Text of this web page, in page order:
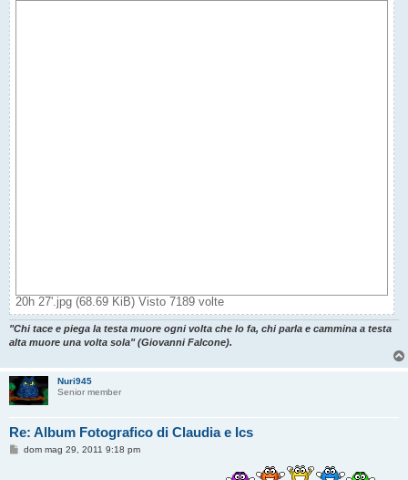
20h 27'.jpg (68.69 KiB) Visto 7189 volte
"Chi tace e piega la testa muore ogni volta che lo fa, chi parla e cammina a testa
alta muore una volta sola" (Giovanni Falcone).
Nuri945
Senior member
Re: Album Fotografico di Claudia e Ics
Mdom mag 29, 2011 9:18 pm